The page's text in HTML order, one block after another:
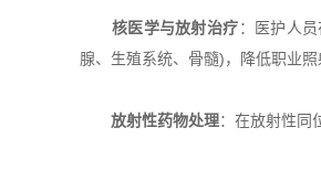
​核医学与放射治疗​：医护人
腺、生殖系统、骨髓)，降低职业照
​放射性药物处理​：在放射性同